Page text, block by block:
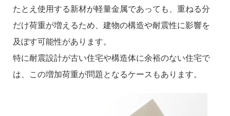
たとえ使用する新材が軽量金属であっても、重ねる分
だけ荷重が増えるため、建物の構造や耐震性に影響を
及ぼす可能性があります。
特に耐震設計が古い住宅や構造体に余裕のない住宅で
は、この増加荷重が問題となるケースもあります。